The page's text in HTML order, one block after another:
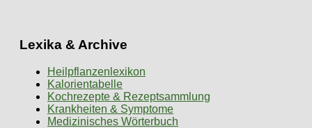
Lexika & Archive
Heilpflanzenlexikon
Kalorientabelle
Kochrezepte & Rezeptsammlung
Krankheiten & Symptome
Medizinisches Wörterbuch